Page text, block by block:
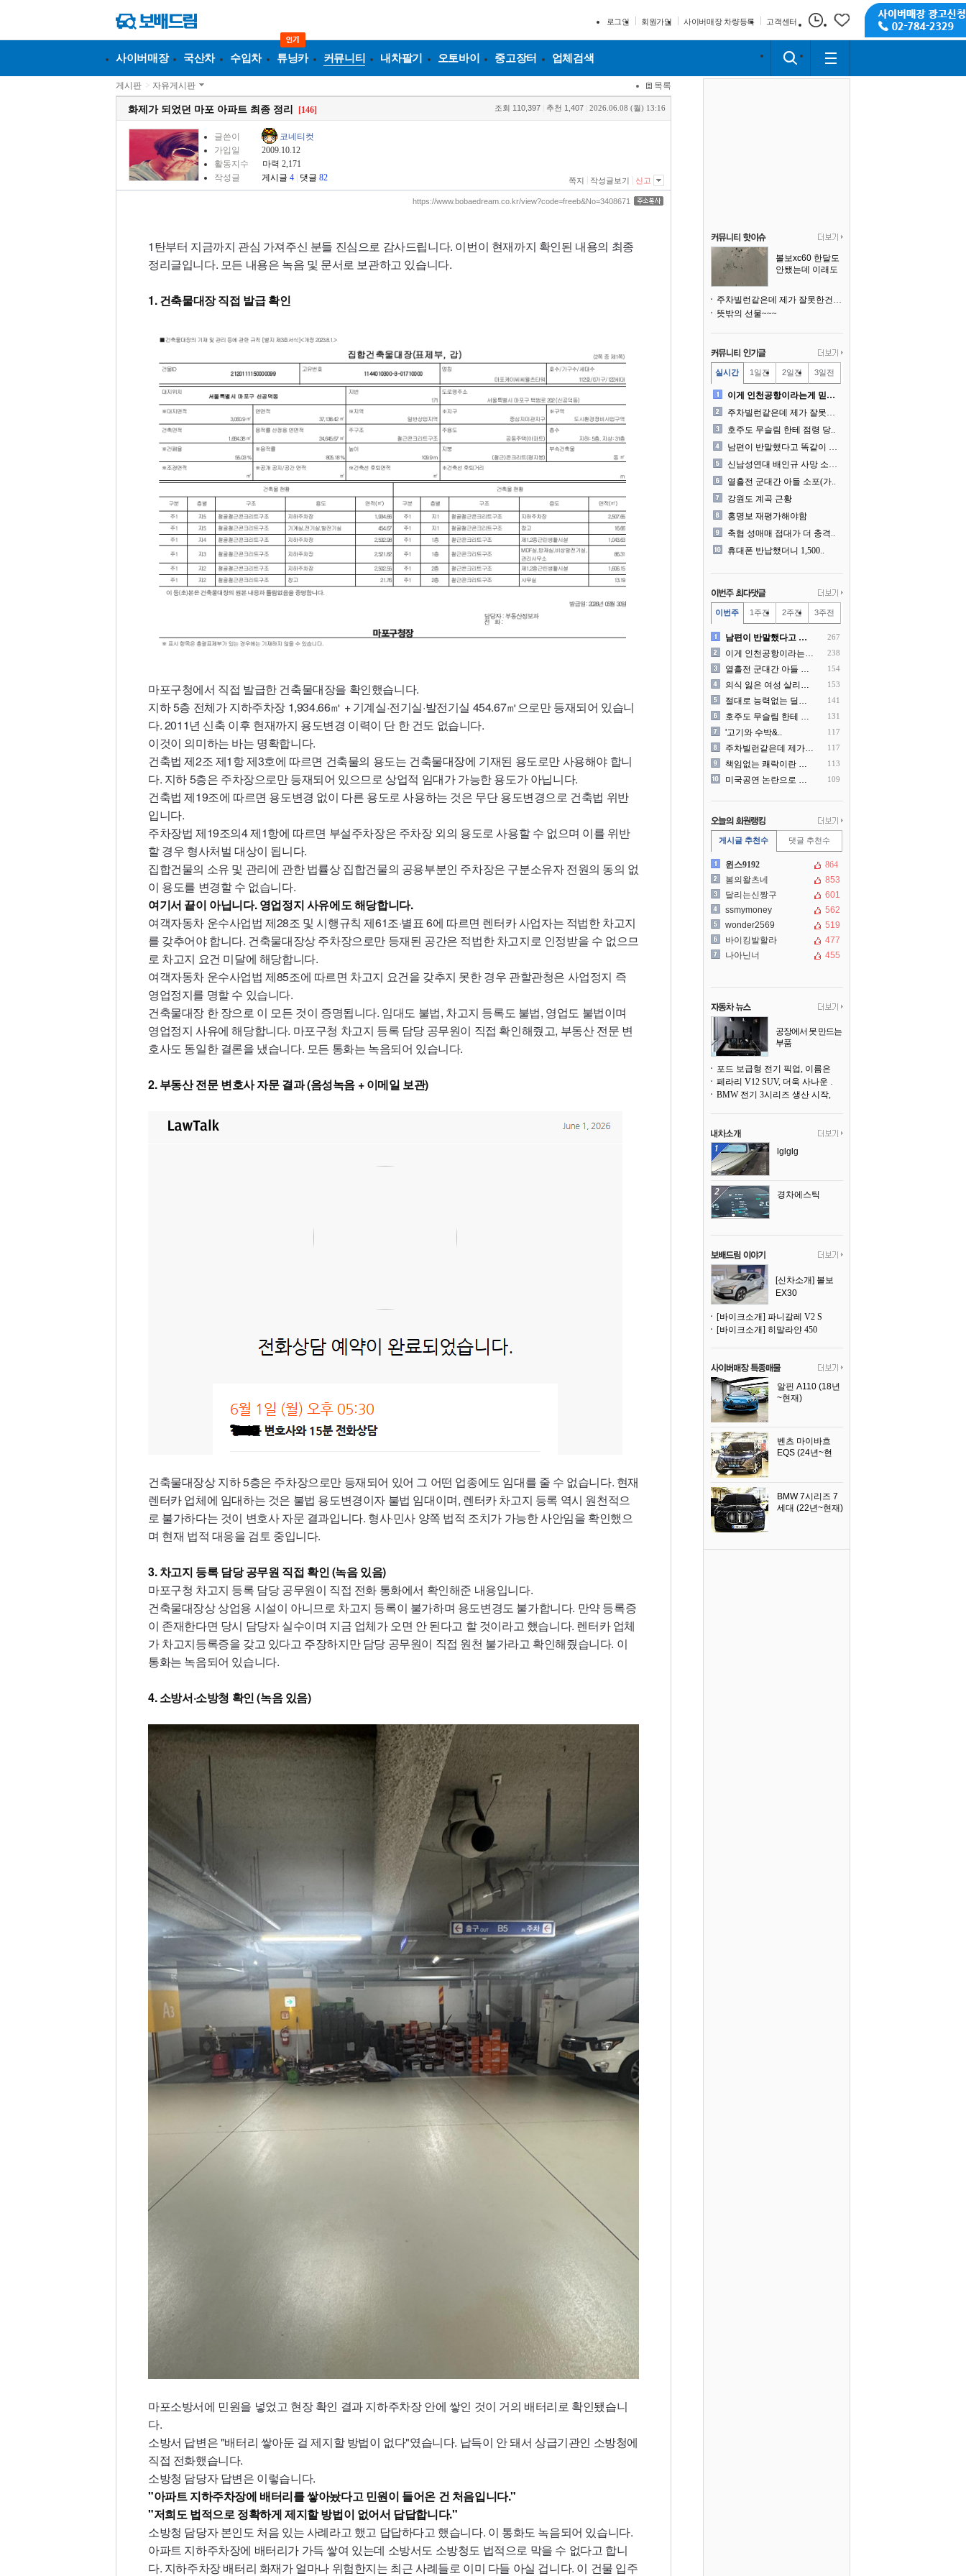
로그인 회원가입 사이버매장 차량등록 고객센터
사이버매장 국산차 수입차 튜닝카 커뮤니티 내차팔기 오토바이 중고장터 업체검색
게시판 > 자유게시판 목록
화제가 되었던 마포 아파트 최종 정리 [146] 조회 110,397 추천 1,407 2026.06.08 (월) 13:16
글쓴이
코네티컷
가입일
2009.10.12
활동지수
마력 2,171
작성글
게시글 4 댓글 82 쪽지 작성글보기 신고
https://www.bobaedream.co.kr/view?code=freeb&No=3408671
1탄부터 지금까지 관심 가져주신 분들 진심으로 감사드립니다. 이번이 현재까지 확인된 내용의 최종
정리글입니다. 모든 내용은 녹음 및 문서로 보관하고 있습니다.
1. 건축물대장 직접 발급 확인
마포구청에서 직접 발급한 건축물대장을 확인했습니다.
지하 5층 전체가 지하주차장 1,934.66㎡ + 기계실·전기실·발전기실 454.67㎡으로만 등재되어 있습니
다. 2011년 신축 이후 현재까지 용도변경 이력이 단 한 건도 없습니다.
이것이 의미하는 바는 명확합니다.
건축법 제2조 제1항 제3호에 따르면 건축물의 용도는 건축물대장에 기재된 용도로만 사용해야 합니
다. 지하 5층은 주차장으로만 등재되어 있으므로 상업적 임대가 가능한 용도가 아닙니다.
건축법 제19조에 따르면 용도변경 없이 다른 용도로 사용하는 것은 무단 용도변경으로 건축법 위반
입니다.
주차장법 제19조의4 제1항에 따르면 부설주차장은 주차장 외의 용도로 사용할 수 없으며 이를 위반
할 경우 형사처벌 대상이 됩니다.
집합건물의 소유 및 관리에 관한 법률상 집합건물의 공용부분인 주차장은 구분소유자 전원의 동의 없
이 용도를 변경할 수 없습니다.
여기서 끝이 아닙니다. 영업정지 사유에도 해당합니다.
여객자동차 운수사업법 제28조 및 시행규칙 제61조·별표 6에 따르면 렌터카 사업자는 적법한 차고지
를 갖추어야 합니다. 건축물대장상 주차장으로만 등재된 공간은 적법한 차고지로 인정받을 수 없으므
로 차고지 요건 미달에 해당합니다.
여객자동차 운수사업법 제85조에 따르면 차고지 요건을 갖추지 못한 경우 관할관청은 사업정지 즉
영업정지를 명할 수 있습니다.
건축물대장 한 장으로 이 모든 것이 증명됩니다. 임대도 불법, 차고지 등록도 불법, 영업도 불법이며
영업정지 사유에 해당합니다. 마포구청 차고지 등록 담당 공무원이 직접 확인해줬고, 부동산 전문 변
호사도 동일한 결론을 냈습니다. 모든 통화는 녹음되어 있습니다.
2. 부동산 전문 변호사 자문 결과 (음성녹음 + 이메일 보관)
건축물대장상 지하 5층은 주차장으로만 등재되어 있어 그 어떤 업종에도 임대를 줄 수 없습니다. 현재
렌터카 업체에 임대하는 것은 불법 용도변경이자 불법 임대이며, 렌터카 차고지 등록 역시 원천적으
로 불가하다는 것이 변호사 자문 결과입니다. 형사·민사 양쪽 법적 조치가 가능한 사안임을 확인했으
며 현재 법적 대응을 검토 중입니다.
3. 차고지 등록 담당 공무원 직접 확인 (녹음 있음)
마포구청 차고지 등록 담당 공무원이 직접 전화 통화에서 확인해준 내용입니다.
건축물대장상 상업용 시설이 아니므로 차고지 등록이 불가하며 용도변경도 불가합니다. 만약 등록증
이 존재한다면 당시 담당자 실수이며 지금 업체가 오면 안 된다고 할 것이라고 했습니다. 렌터카 업체
가 차고지등록증을 갖고 있다고 주장하지만 담당 공무원이 직접 원천 불가라고 확인해줬습니다. 이
통화는 녹음되어 있습니다.
4. 소방서·소방청 확인 (녹음 있음)
마포소방서에 민원을 넣었고 현장 확인 결과 지하주차장 안에 쌓인 것이 거의 배터리로 확인됐습니
다.
소방서 답변은 "배터리 쌓아둔 걸 제지할 방법이 없다"였습니다. 납득이 안 돼서 상급기관인 소방청에
직접 전화했습니다.
소방청 담당자 답변은 이렇습니다.
"아파트 지하주차장에 배터리를 쌓아놨다고 민원이 들어온 건 처음입니다."
"저희도 법적으로 정확하게 제지할 방법이 없어서 답답합니다."
소방청 담당자 본인도 처음 있는 사례라고 했고 답답하다고 했습니다. 이 통화도 녹음되어 있습니다.
아파트 지하주차장에 배터리가 가득 쌓여 있는데 소방서도 소방청도 법적으로 막을 수 없다고 합니
다. 지하주차장 배터리 화재가 얼마나 위험한지는 최근 사례들로 이미 다들 아실 겁니다. 이 건물 입주
볼보xc60 한달도
안됐는데 이래도
주차빌런같은데 제가 잘못한건가요
뜻밖의 선물~~~
실시간 1일전 2일전 3일전
이게 인천공항이라는게 믿겨지..
주차빌런같은데 제가 잘못한건..
호주도 무슬림 한테 점령 당..
남편이 반말했다고 똑같이 반..
신남성연대 배인규 사망 소식..
열흘전 군대간 아들 소포(가..
강원도 계곡 근황
홍명보 재평가해야함
축협 성매매 접대가 더 충격..
휴대폰 반납했더니 1,500..
이번주 1주전 2주전 3주전
남편이 반말했다고 똑같이 반.. 267
이게 인천공항이라는게 믿겨지.. 238
열흘전 군대간 아들 소포(가.. 154
의식 잃은 여성 살리려다 성.. 153
절대로 능력없는 딜러를 쓰지.. 141
호주도 무슬림 한테 점령 당.. 131
'고기와 수박&.. 117
주차빌런같은데 제가 잘못한건.. 117
책임없는 쾌락이란 말에 빡친.. 113
미국공연 논란으로 지금 다시.. 109
게시글 추천수 댓글 추천수
윈스9192
864
봄의왈츠네
853
달리는신짱구
601
ssmymoney
562
wonder2569
519
바이킹발할라
477
나아닌너
455
공장에서 못 만드는
부품
어낸다
페라리 V12 SUV, 더욱 사나운 얼굴로 돌아온다
lglglg
경차에스틱
[신차소개] 볼보
EX30
[바이크소개] 파니갈레 V2 S
[바이크소개] 히말라얀 450
알핀 A110 (18년
~현재)
벤츠 마이바흐
EQS (24년~현
BMW 7시리즈 7
세대 (22년~현재)